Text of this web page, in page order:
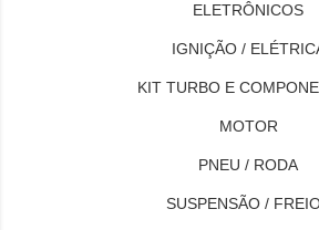
ELETRÔNICOS
IGNIÇÃO /
KIT TURBO E
MOTOR
PNEU / RODA
SUSPENSÃO /